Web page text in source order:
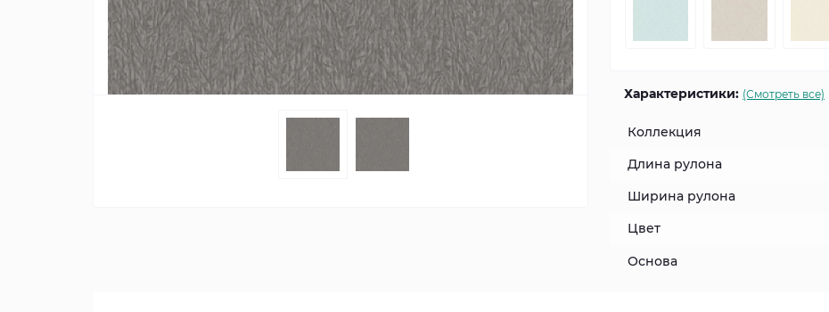
Характеристики: (Смотреть все)
Коллекция
Длина рулона
Ширина рулона
Цвет
Основа